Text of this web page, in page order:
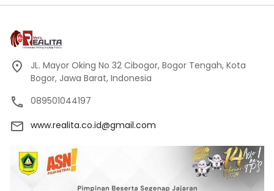
JL. Mayor Oking No 32 Cibogor, Bogor Tengah, Kota
Bogor, Jawa Barat, Indonesia
089501044197
www.realita.co.id@gmail.com